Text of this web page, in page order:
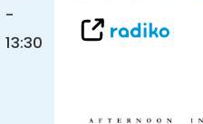
-
13:30